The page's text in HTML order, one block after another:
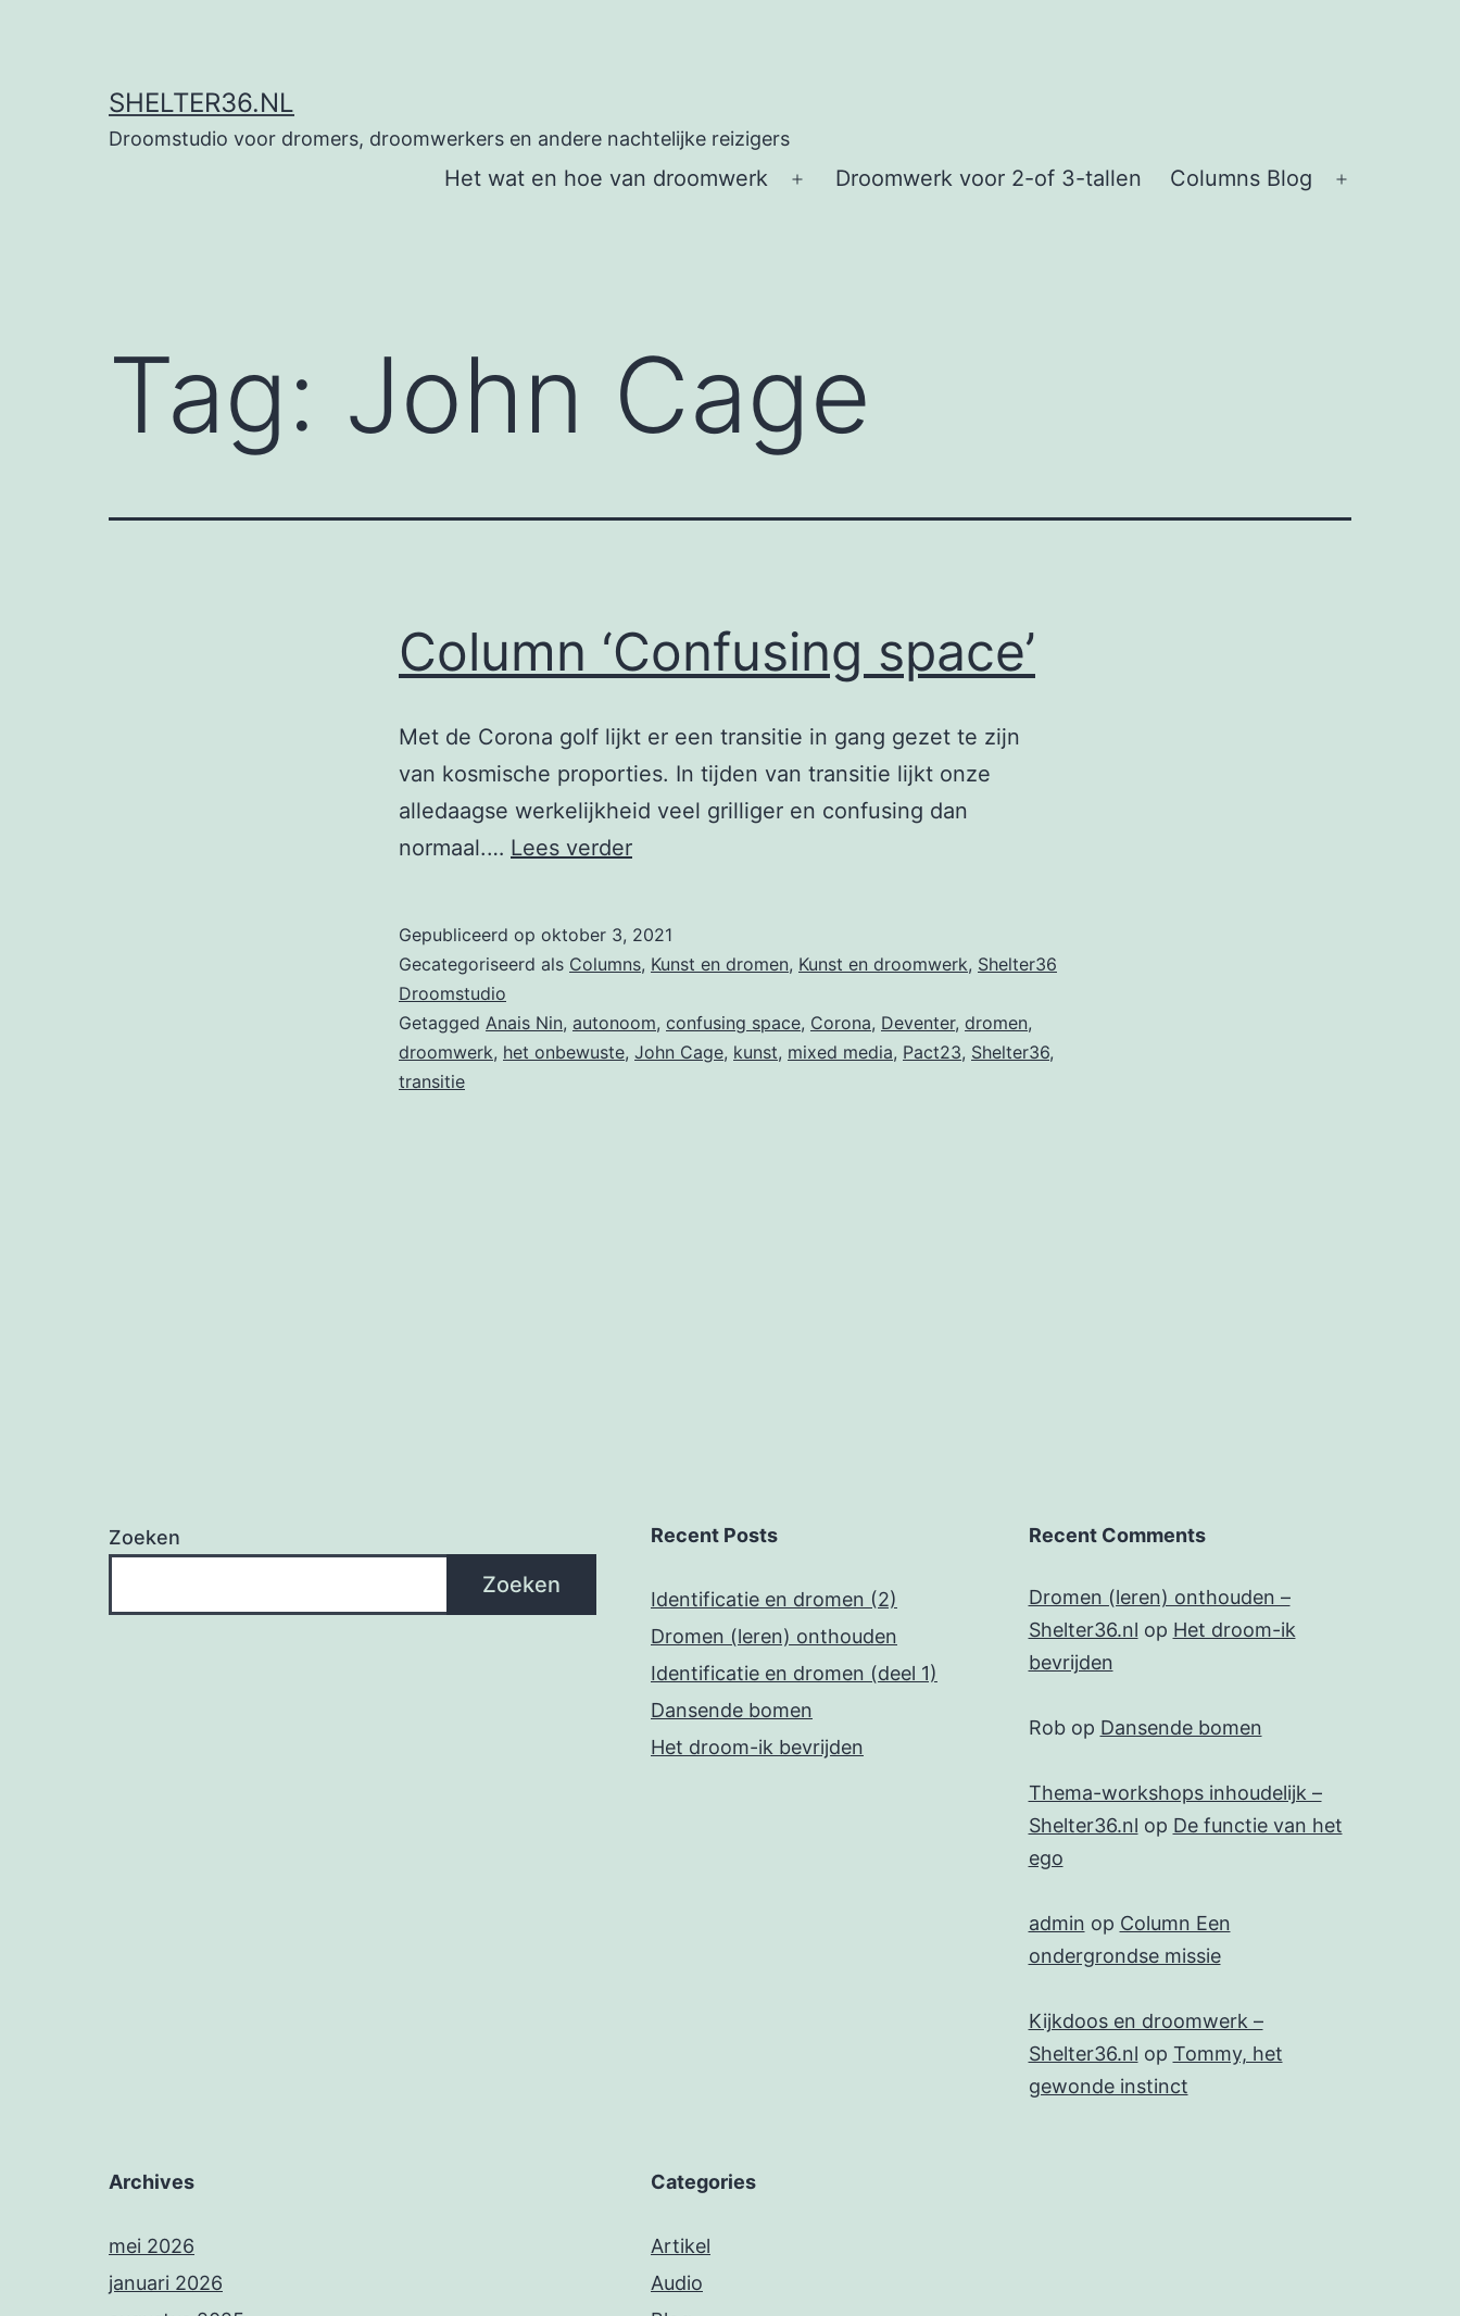
SHELTER36.NL
Droomstudio voor dromers, droomwerkers en andere nachtelijke reizigers
Het wat en hoe van droomwerk
Open
Droomwerk voor 2-of 3-tallen Columns Blog
Tag: John Cage
Column ‘Confusing space’
Met de Corona golf lijkt er een transitie in gang gezet te zijn
van kosmische proporties. In tijden van transitie lijkt onze
alledaagse werkelijkheid veel grilliger en confusing dan
normaal.… Lees verderColumn
Gepubliceerd op oktober 3, 2021
Gecategoriseerd als Columns, Kunst en dromen, Kunst en droomwerk, Shelter36
Droomstudio
Getagged Anais Nin, autonoom, confusing space, Corona, Deventer, dromen,
droomwerk, het onbewuste, John Cage, kunst, mixed media, Pact23, Shelter36,
transitie
Zoeken
Zoeken
Recent Posts
Identificatie en dromen (2)
Dromen (leren) onthouden
Identificatie en dromen (deel 1)
Dansende bomen
Het droom-ik bevrijden
Recent Comments
Dromen (leren) onthouden –
Shelter36.nl op Het droom-ik
bevrijden
Robop Dansende bomen
Thema-workshops inhoudelijk –
Shelter36.nl op De functie van het
ego
admin op Column Een
ondergrondse missie
Kijkdoos en droomwerk –
Shelter36.nl op Tommy, het
gewonde instinct
Archives
mei 2026
januari 2026
Categories
Artikel
Audio